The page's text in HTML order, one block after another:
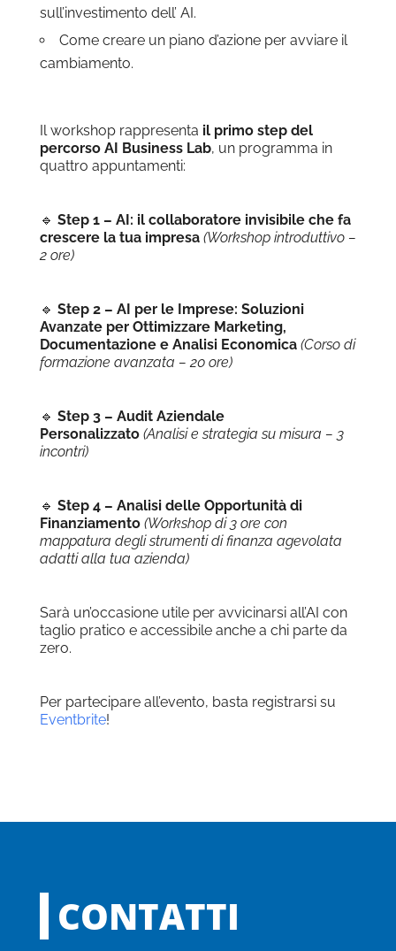
sull’investimento dell’ AI.
Come creare un piano d’azione per avviare il
cambiamento.
Il workshop rappresenta il primo step del
percorso AI Business Lab, un programma in
quattro appuntamenti:
🔹 Step 1 – AI: il collaboratore invisibile che fa
crescere la tua impresa (Workshop introduttivo –
2 ore)
🔹 Step 2 – AI per le Imprese: Soluzioni
Avanzate per Ottimizzare Marketing,
Documentazione e Analisi Economica (Corso di
formazione avanzata – 20 ore)
🔹 Step 3 – Audit Aziendale
Personalizzato (Analisi e strategia su misura – 3
incontri)
🔹 Step 4 – Analisi delle Opportunità di
Finanziamento (Workshop di 3 ore con
mappatura degli strumenti di finanza agevolata
adatti alla tua azienda)
Sarà un’occasione utile per avvicinarsi all’AI con
taglio pratico e accessibile anche a chi parte da
zero.
Per partecipare all’evento, basta registrarsi su
Eventbrite!
CONTATTI